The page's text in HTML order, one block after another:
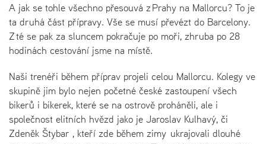
A jak se tohle všechno přesouvá z Prahy na Mallorcu? To je
ta druhá část přípravy. Vše se musí převézt do Barcelony.
Z té se pak za sluncem pokračuje po moři, zhruba po 28
hodinách cestování jsme na místě.
Naši trenéři během příprav projeli celou Mallorcu. Kolegy ve
skupině jim bylo nejen početné české zastoupení všech
bikerů i bikerek, které se na ostrově proháněli, ale i
společnost elitních hvězd jako je Jaroslav Kulhavý, či
Zdeněk Štybar , kteří zde během zimy ukrajovali dlouhé